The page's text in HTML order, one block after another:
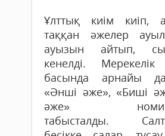
Ұлттық киім киіп,
таққан әжелер
ауызын айтып,
кенелді. Мерекелік
басында арнайы
«Әнші әже», «Биші
әже»
табысталды. Салт-